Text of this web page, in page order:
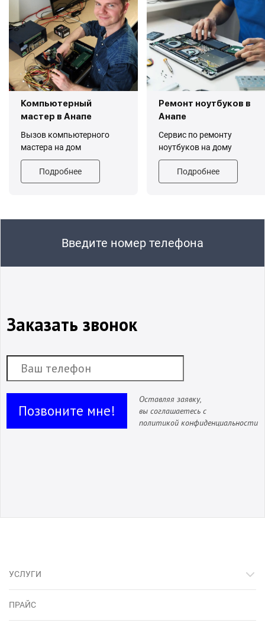
Компьютерный
мастер в Анапе
Вызов компьютерного
мастера на дом
Подробнее
Ремонт ноутбуков в
Анапе
Сервис по ремонту
ноутбуков на дому
Подробнее
Введите номер телефона
Заказать звонок
Позвоните мне!
Оставляя заявку,
вы соглашаетесь с
политикой конфиденциальности
УСЛУГИ
ПРАЙС